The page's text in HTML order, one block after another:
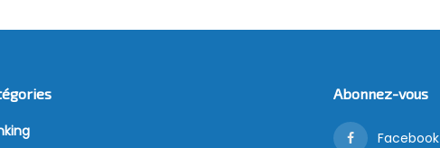
Abonnez-vous
Facebook